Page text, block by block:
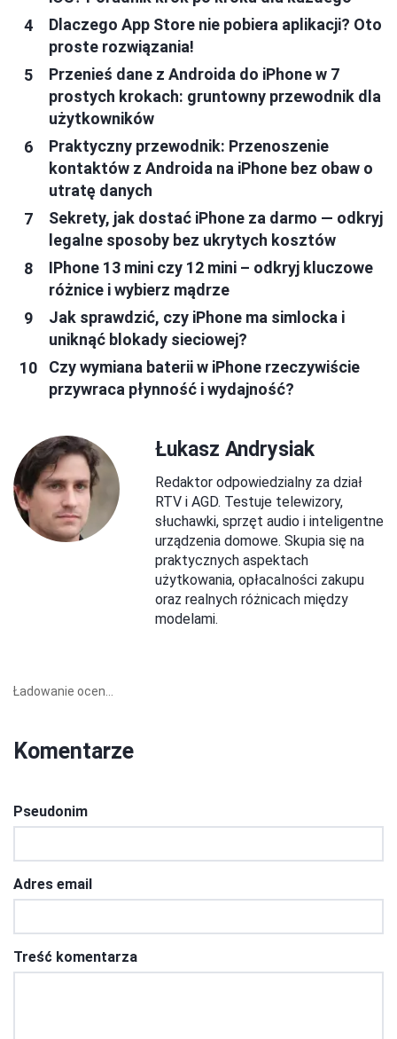
Dlaczego App Store nie pobiera aplikacji? Oto
proste rozwiązania!
Przenieś dane z Androida do iPhone w 7
prostych krokach: gruntowny przewodnik dla
użytkowników
Praktyczny przewodnik: Przenoszenie
kontaktów z Androida na iPhone bez obaw o
utratę danych
Sekrety, jak dostać iPhone za darmo — odkryj
legalne sposoby bez ukrytych kosztów
IPhone 13 mini czy 12 mini – odkryj kluczowe
różnice i wybierz mądrze
Jak sprawdzić, czy iPhone ma simlocka i
uniknąć blokady sieciowej?
Czy wymiana baterii w iPhone rzeczywiście
przywraca płynność i wydajność?
Łukasz Andrysiak
Redaktor odpowiedzialny za dział
RTV i AGD. Testuje telewizory,
słuchawki, sprzęt audio i inteligentne
urządzenia domowe. Skupia się na
praktycznych aspektach
użytkowania, opłacalności zakupu
oraz realnych różnicach między
modelami.
Ładowanie ocen...
Komentarze
Pseudonim
Adres email
Treść komentarza